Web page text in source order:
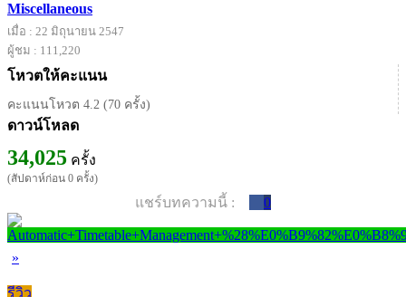
Miscellaneous
เมื่อ : 22 มิถุนายน 2547
ผู้ชม : 111,220
โหวตให้คะแนน
คะแนนโหวต 4.2 (70 ครั้ง)
ดาวน์โหลด
34,025 ครั้ง
(สัปดาห์ก่อน 0 ครั้ง)
แชร์บทความนี้ : 0
»
รีวิว